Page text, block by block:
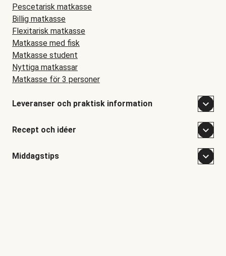
Pescetarisk matkasse
Billig matkasse
Flexitarisk matkasse
Matkasse med fisk
Matkasse student
Nyttiga matkassar
Matkasse för 3 personer
Leveranser och praktisk information
Recept och idéer
Middagstips